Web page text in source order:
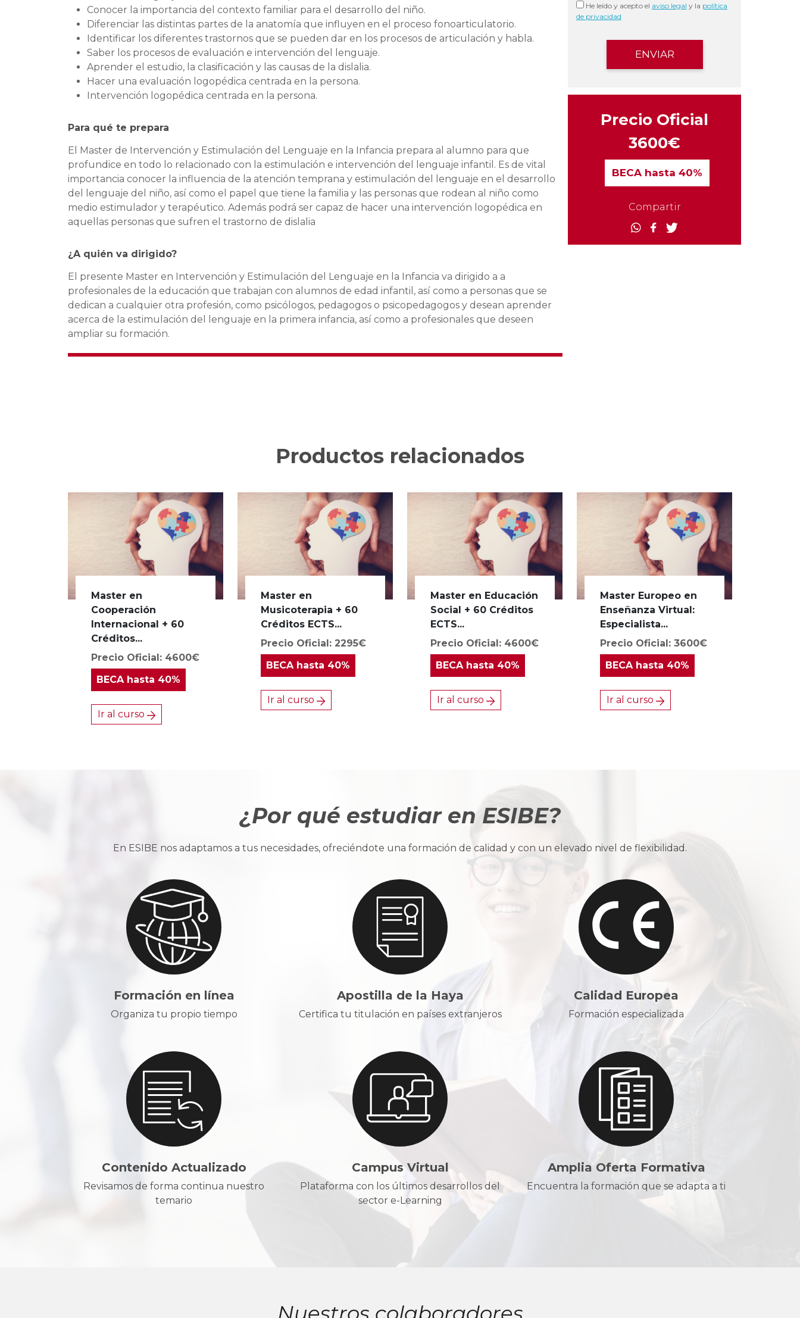
Conocer la importancia del contexto familiar para el desarrollo del niño.
Diferenciar las distintas partes de la anatomía que influyen en el proceso fonoarticulatorio.
Identificar los diferentes trastornos que se pueden dar en los procesos de articulación y habla.
Saber los procesos de evaluación e intervención del lenguaje.
Aprender el estudio, la clasificación y las causas de la dislalia.
Hacer una evaluación logopédica centrada en la persona.
Intervención logopédica centrada en la persona.
Para qué te prepara
El Master de Intervención y Estimulación del Lenguaje en la Infancia prepara al alumno para que
profundice en todo lo relacionado con la estimulación e intervención del lenguaje infantil. Es de vital
importancia conocer la influencia de la atención temprana y estimulación del lenguaje en el desarrollo
del lenguaje del niño, así como el papel que tiene la familia y las personas que rodean al niño como
medio estimulador y terapéutico. Además podrá ser capaz de hacer una intervención logopédica en
aquellas personas que sufren el trastorno de dislalia
¿A quién va dirigido?
El presente Master en Intervención y Estimulación del Lenguaje en la Infancia va dirigido a a
profesionales de la educación que trabajan con alumnos de edad infantil, así como a personas que se
dedican a cualquier otra profesión, como psicólogos, pedagogos o psicopedagogos y desean aprender
acerca de la estimulación del lenguaje en la primera infancia, así como a profesionales que deseen
ampliar su formación.
He leído y acepto el aviso legal y la política
de privacidad
Precio Oficial
3600€
BECAhasta 40%
Compartir
Productos relacionados
Master en
Cooperación
Internacional + 60
Créditos...
Precio Oficial: 4600€
BECAhasta 40%
Ir al curso
Master en
Musicoterapia + 60
Créditos ECTS...
Precio Oficial: 2295€
BECAhasta 40%
Ir al curso
Master en Educación
Social + 60 Créditos
ECTS...
Precio Oficial: 4600€
BECAhasta 40%
Ir al curso
Master Europeo en
Enseñanza Virtual:
Especialista...
Precio Oficial: 3600€
BECAhasta 40%
Ir al curso
¿Por qué estudiar en ESIBE?
En ESIBE nos adaptamos a tus necesidades, ofreciéndote una formación de calidad y con un elevado nivel de flexibilidad.
Formación en línea
Organiza tu propio tiempo
Apostilla de la Haya
Certifica tu titulación en países extranjeros
Calidad Europea
Formación especializada
Contenido Actualizado
Revisamos de forma continua nuestro
temario
Campus Virtual
Plataforma con los últimos desarrollos del
sector e-Learning
Amplia Oferta Formativa
Encuentra la formación que se adapta a ti